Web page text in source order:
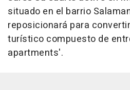
situado en el barrio
reposicionará para
turístico compuesto de
apartments'.